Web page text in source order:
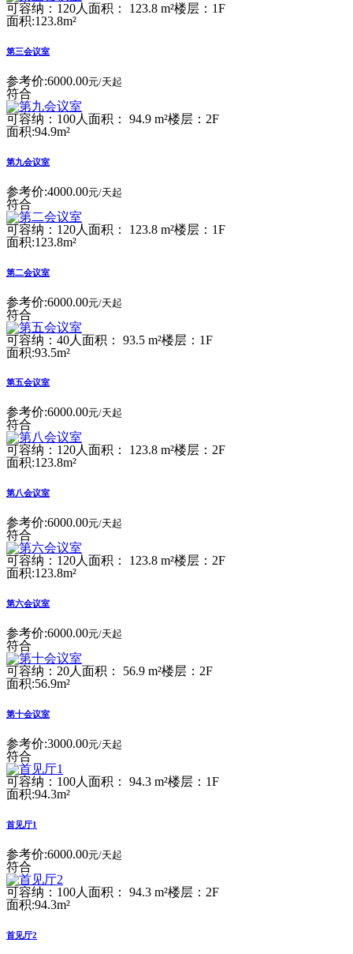
可容纳：120人 面积： 123.8 m²楼层：1F
面积:123.8m²
第三会议室
参考价:6000.00元/天起
符合
可容纳：100人 面积： 94.9 m²楼层：2F
面积:94.9m²
第九会议室
参考价:4000.00元/天起
符合
可容纳：120人 面积： 123.8 m²楼层：1F
面积:123.8m²
第二会议室
参考价:6000.00元/天起
符合
可容纳：40人 面积： 93.5 m²楼层：1F
面积:93.5m²
第五会议室
参考价:6000.00元/天起
符合
可容纳：120人面积： 123.8 m²楼层：2F
面积:123.8m²
第八会议室
参考价:6000.00元/天起
符合
可容纳：120人 面积： 123.8 m²楼层：2F
面积:123.8m²
第六会议室
参考价:6000.00元/天起
符合
可容纳：20人 面积： 56.9 m²楼层：2F
面积:56.9m²
第十会议室
参考价:3000.00元/天起
符合
可容纳：100人 面积： 94.3 m²楼层：1F
面积:94.3m²
首见厅1
参考价:6000.00元/天起
符合
可容纳：100人 面积： 94.3 m²楼层：2F
面积:94.3m²
首见厅2